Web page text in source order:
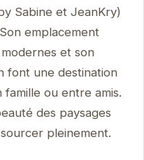
Sabine et JeanKry)
emplacement
et son
font une destination
ou entre amis.
des paysages
pleinement.